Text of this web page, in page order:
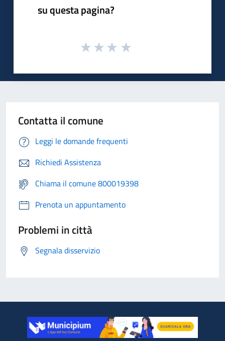
su questa pagina?
Contatta il comune
Leggi le domande frequenti
Richiedi Assistenza
Chiama il comune 800019398
Prenota un appuntamento
Problemi in città
Segnala disservizio